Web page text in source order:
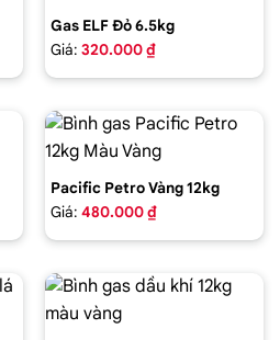
Gas ELF Đỏ 6.5kg
Giá: 320.000 ₫
Pacific Petro Vàng 12kg
Giá: 480.000 ₫